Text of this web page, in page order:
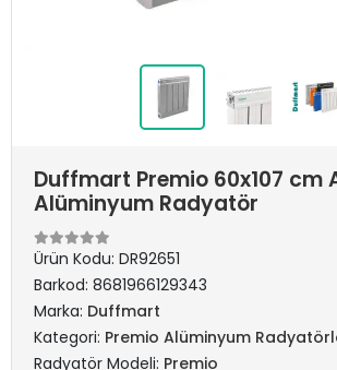
Duffmart Premio 60x107 cm
Alüminyum Radyatör
Ürün Kodu: DR92651
Barkod: 8681966129343
Marka: Duffmart
Kategori: Premio Alüminyum
Radyatör Modeli: Premio